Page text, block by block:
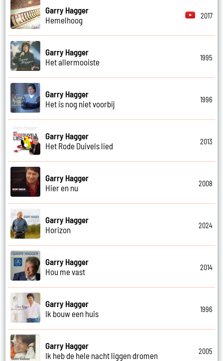
Garry Hagger
Hemelhoog
2017
Garry Hagger
Het allermooiste
1995
Garry Hagger
Het is nog niet voorbij
1996
Garry Hagger
Het Rode Duivels lied
2013
Garry Hagger
Hier en nu
2008
Garry Hagger
Horizon
2024
Garry Hagger
Hou me vast
2014
Garry Hagger
Ik bouw een huis
1996
Garry Hagger
Ik heb de hele nacht liggen dromen
2005